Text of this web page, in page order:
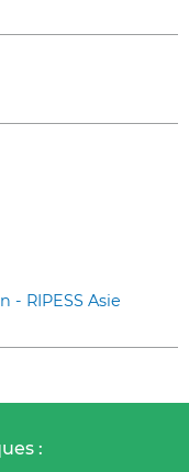
- RIPESS Asie
: